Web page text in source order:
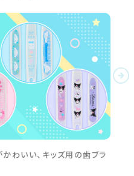
わいい、キッズ用の歯ブラ